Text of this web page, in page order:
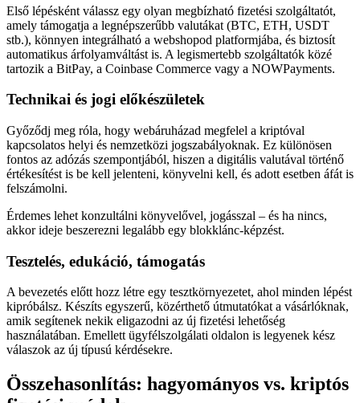
Első lépésként válassz egy olyan megbízható fizetési szolgáltatót,
amely támogatja a legnépszerűbb valutákat (BTC, ETH, USDT
stb.), könnyen integrálható a webshopod platformjába, és biztosít
automatikus árfolyamváltást is. A legismertebb szolgáltatók közé
tartozik a BitPay, a Coinbase Commerce vagy a NOWPayments.
Technikai és jogi előkészületek
Győződj meg róla, hogy webáruházad megfelel a kriptóval
kapcsolatos helyi és nemzetközi jogszabályoknak. Ez különösen
fontos az adózás szempontjából, hiszen a digitális valutával történő
értékesítést is be kell jelenteni, könyvelni kell, és adott esetben áfát is
felszámolni.
Érdemes lehet konzultálni könyvelővel, jogásszal – és ha nincs,
akkor ideje beszerezni legalább egy blokklánc-képzést.
Tesztelés, edukáció, támogatás
A bevezetés előtt hozz létre egy tesztkörnyezetet, ahol minden lépést
kipróbálsz. Készíts egyszerű, közérthető útmutatókat a vásárlóknak,
amik segítenek nekik eligazodni az új fizetési lehetőség
használatában. Emellett ügyfélszolgálati oldalon is legyenek kész
válaszok az új típusú kérdésekre.
Összehasonlítás: hagyományos vs. kriptós